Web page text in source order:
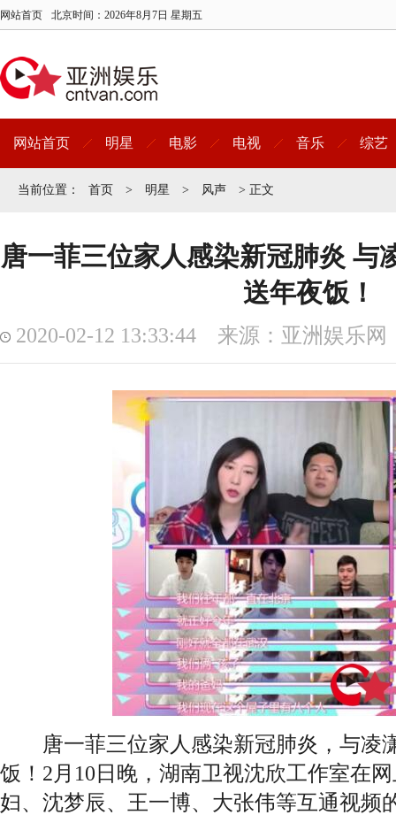
网站首页 北京时间： 2026年8月7日 星期五
网站首页 明星 电影 电视 音乐 综艺
当前位置： 首页 > 明星 > 风声 > 正文
唐一菲三位家人感染新冠肺炎 与
送年夜饭！
2020-02-12 13:33:44 来源：亚洲娱乐网
唐一菲三位家人感染新冠肺炎，与凌
饭！2月10日晚，湖南卫视沈欣工作室在
妇、沈梦辰、王一博、大张伟等互通视频